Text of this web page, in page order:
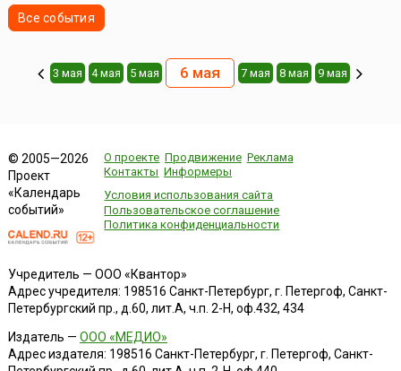
Все события
3 мая 4 мая 5 мая 6 мая 7 мая 8 мая 9 мая
© 2005—2026
Проект
«Календарь
событий»
О проекте Продвижение Реклама
Контакты Информеры
Условия использования сайта
Пользовательское соглашение
Политика конфиденциальности
Учредитель — ООО «Квантор»
Адрес учредителя: 198516 Санкт-Петербург, г. Петергоф, Санкт-
Петербургский пр., д.60, лит.А, ч.п. 2-Н, оф.432, 434
Издатель — ООО «МЕДИО»
Адрес издателя: 198516 Санкт-Петербург, г. Петергоф, Санкт-